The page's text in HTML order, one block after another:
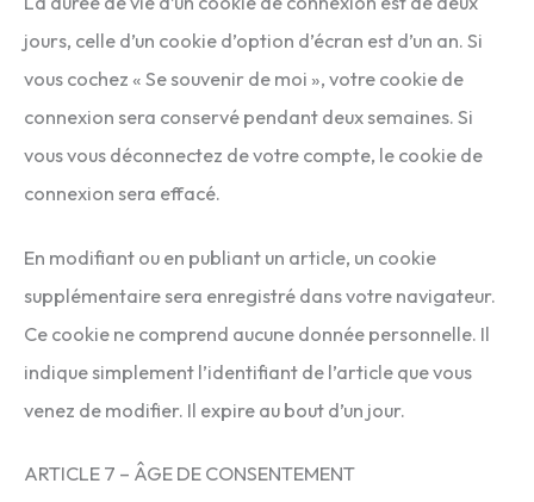
jours, celle d’un cookie d’option d’écran est d’un an. Si
vous cochez « Se souvenir de moi », votre cookie de
connexion sera conservé pendant deux semaines. Si
vous vous déconnectez de votre compte, le cookie de
connexion sera effacé.
En modifiant ou en publiant un article, un cookie
supplémentaire sera enregistré dans votre navigateur.
Ce cookie ne comprend aucune donnée personnelle. Il
indique simplement l’identifiant de l’article que vous
venez de modifier. Il expire au bout d’un jour.
ARTICLE 7 – ÂGE DE CONSENTEMENT